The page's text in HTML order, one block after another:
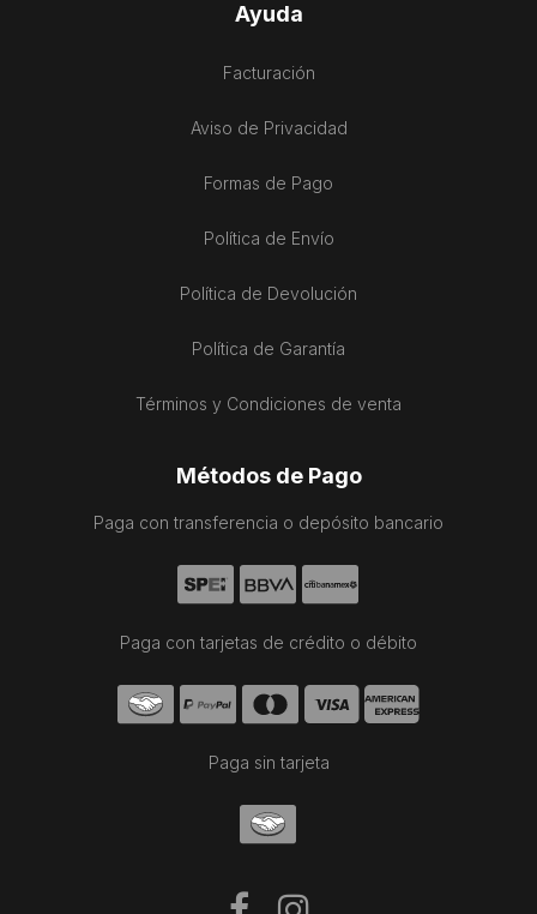
Ayuda
Facturación
Aviso de Privacidad
Formas de Pago
Política de Envío
Política de Devolución
Política de Garantía
Términos y Condiciones de venta
Métodos de Pago
Paga con transferencia o depósito bancario
Paga con tarjetas de crédito o débito
Paga sin tarjeta